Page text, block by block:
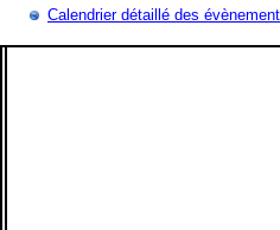
Calendrier détaillé des